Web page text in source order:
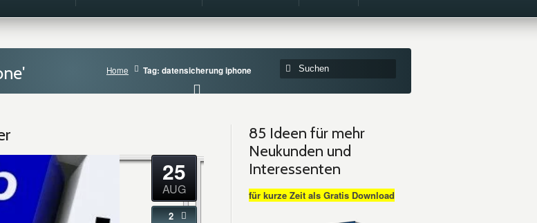
Home Tag: datensicherung iphone
25
AUG
2
85 Ideen für mehr
Neukunden und
Interessenten
für kurze Zeit als Gratis Download